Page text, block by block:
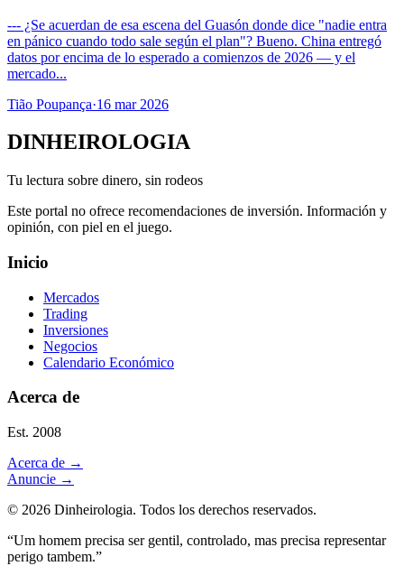
--- ¿Se acuerdan de esa escena del Guasón donde dice "nadie entra
en pánico cuando todo sale según el plan"? Bueno. China entregó
datos por encima de lo esperado a comienzos de 2026 — y el
mercado...
Tião Poupança·16 mar 2026
DINHEIROLOGIA
Tu lectura sobre dinero, sin rodeos
Este portal no ofrece recomendaciones de inversión. Información y
opinión, con piel en el juego.
Inicio
Mercados
Trading
Inversiones
Negocios
Calendario Económico
Acerca de
Est. 2008
Acerca de →
Anuncie →
© 2026 Dinheirologia. Todos los derechos reservados.
“Um homem precisa ser gentil, controlado, mas precisa representar
perigo tambem.”